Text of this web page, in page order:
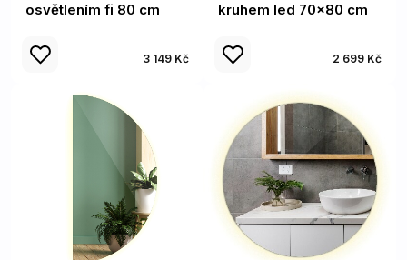
osvětlením fi 80 cm
3 149 Kč
kruhem led 70x80 cm
2 699 Kč